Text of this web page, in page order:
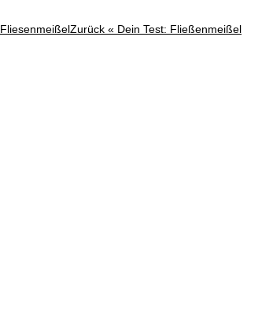
Zurück « Dein Test: Fließenmeißel